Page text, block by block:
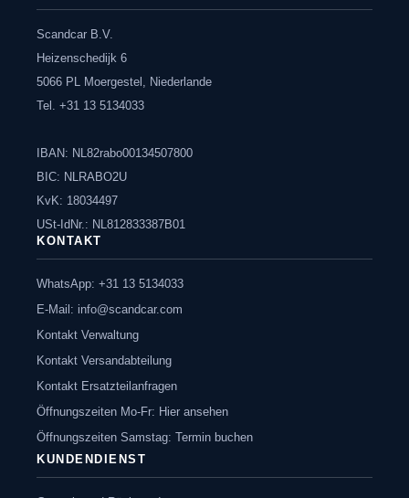
Scandcar B.V.
Heizenschedijk 6
5066 PL Moergestel, Niederlande
Tel. +31 13 5134033
IBAN: NL82rabo00134507800
BIC: NLRABO2U
KvK: 18034497
USt-IdNr.: NL812833387B01
KONTAKT
WhatsApp: +31 13 5134033
E-Mail: info@scandcar.com
Kontakt Verwaltung
Kontakt Versandabteilung
Kontakt Ersatzteilanfragen
Öffnungszeiten Mo-Fr: Hier ansehen
Öffnungszeiten Samstag: Termin buchen
KUNDENDIENST